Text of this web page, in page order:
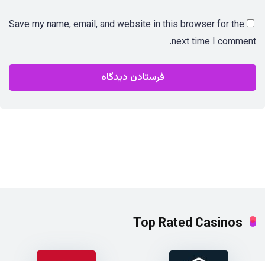
Save my name, email, and website in this browser for the
next time I comment.
Top Rated Casinos